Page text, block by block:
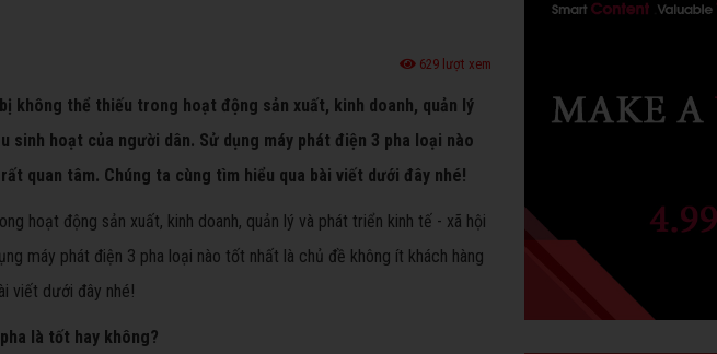
629 lượt xem
không thể thiếu trong hoạt động sản xuất, kinh doanh, quản lý
sinh hoạt của người dân. Sử dụng máy phát điện 3 pha loại nào
quan tâm. Chúng ta cùng tìm hiểu qua bài viết dưới đây nhé!
hoạt động sản xuất, kinh doanh, quản lý và phát triển kinh tế - xã hội
máy phát điện 3 pha loại nào tốt nhất là chủ đề không ít khách hàng
viết dưới đây nhé!
là tốt hay không?